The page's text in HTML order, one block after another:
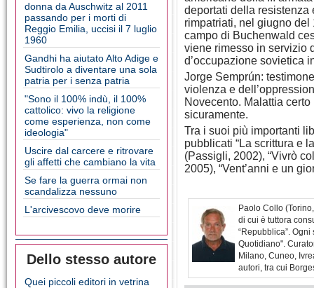
donna da Auschwitz al 2011
passando per i morti di
Reggio Emilia, uccisi il 7 luglio
1960
Gandhi ha aiutato Alto Adige e
Sudtirolo a diventare una sola
patria per i senza patria
"Sono il 100% indù, il 100%
cattolico: vivo la religione
come esperienza, non come
ideologia"
Uscire dal carcere e ritrovare
gli affetti che cambiano la vita
Se fare la guerra ormai non
scandalizza nessuno
L'arcivescovo deve morire
Dello stesso autore
Quei piccoli editori in vetrina
deportati della resistenza
rimpatriati, nel giugno
campo di Buchenwald
viene rimesso in servizio
d’occupazione sovietica
Jorge Semprún:
violenza e
Novecento. Malattia
sicuramente.
Tra i suoi più importanti
pubblicati “La scrittura e
(Passigli, 2002), “Vivrò
2005), “Vent’anni e un
Paolo Collo
di cui è tuttora
“Repubblica”.
Quotidiano".
Milano, Cuneo,
autori, tra cui